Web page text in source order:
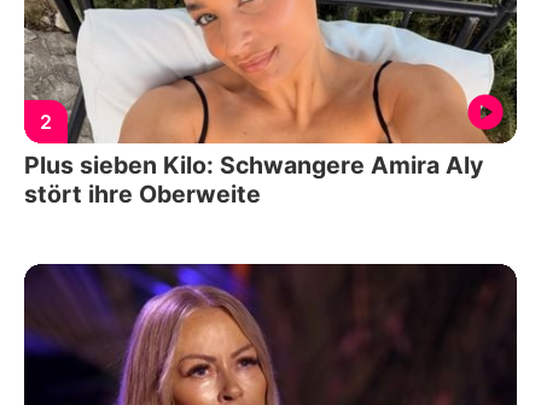
2
Plus sieben Kilo: Schwangere Amira Aly
stört ihre Oberweite